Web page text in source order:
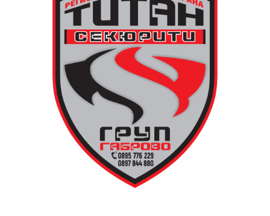
13 АВГУСТ (четвъртък)
19:00ч Групова тренировка с Йоанна Петрова от
20:00ч. Куиз вечер за обща култура
21:30ч. Прожекция на филма “Брънч за начинаещи”
Ще бъде хубаво – не някога и някъде, а тук и сега!
обратно към града в 00:00 ч. – от паркинга до
поляната. Вземете със себе си връхна дреха и одеяло
или шалте! За повече информация тел. 0887907075.